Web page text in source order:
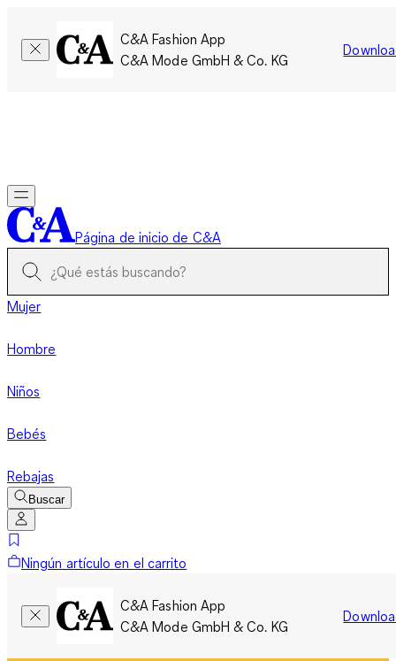
C&A Fashion App
C&A Mode GmbH & Co. KG
Página de inicio de C&A
Mujer
Hombre
Niños
Bebés
Rebajas
Buscar
Ningún artículo en el carrito
C&A Fashion App
C&A Mode GmbH & Co. KG